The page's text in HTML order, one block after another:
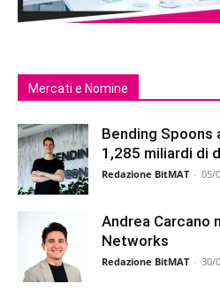
Mercati e Nomine
Bending
1,285 miliardi di
Redazione BitMAT - 05/
Andrea Carcano
Networks
Redazione BitMAT - 30/